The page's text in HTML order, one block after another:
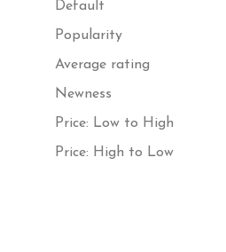
Default
Popularity
Average rating
Newness
Price: Low to High
Price: High to Low